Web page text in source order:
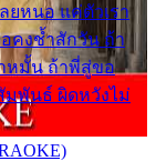
ยหนอ แค่ตัวเรา
คงช้ำสักวัน ถ้า
หมั้น ถ้าพี่สู่ขอ
มพันธ์ ผิดหวังไม่